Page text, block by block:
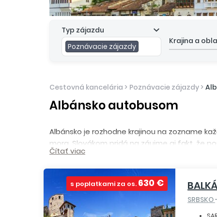
Typ zájazdu
Poznávacie zájazdy
Krajina a
Cestovná kancelária > Poznávacie zájazdy >
Albánsko autobusom
Albánsko je rozhodne krajinou na zozname
mora. Slovákom pridá na záujme aj fakt, že
Národný hrdina George Kastrioti Skanderbeg
vybudovaných po celej krajine počas
mesteTiranaslúžia v súčasnosti ako
jazero, ktoré patrí medzi najhlbšie v Európe,
Čítať viac
SRBSKO
s poplatkami za os. 630 €